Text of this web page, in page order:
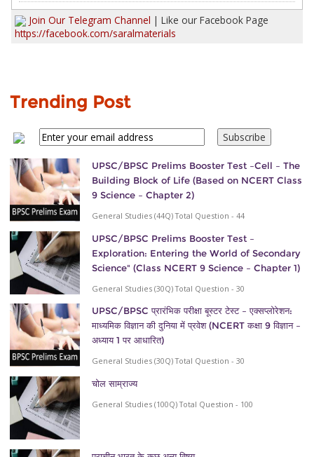
Join Our Telegram Channel | Like our Facebook Page
https://facebook.com/saralmaterials
Trending Post
UPSC/BPSC Prelims Booster Test –Cell – The
Building Block of Life (Based on NCERT Class
9 Science – Chapter 2)
General Studies (44Q) Total Question - 44
UPSC/BPSC Prelims Booster Test –
Exploration: Entering the World of Secondary
Science" (Class NCERT 9 Science – Chapter 1)
General Studies (30Q) Total Question - 30
UPSC/BPSC प्रारंभिक परीक्षा बूस्टर टेस्ट – एक्सप्लोरेशन:
माध्यमिक विज्ञान की दुनिया में प्रवेश (NCERT कक्षा 9 विज्ञान –
अध्याय 1 पर आधारित)
General Studies (30Q) Total Question - 30
चोल साम्राज्य
General Studies (100Q) Total Question - 100